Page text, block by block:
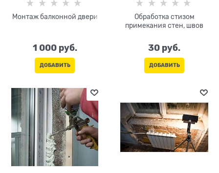
Монтаж балконной двери
1 000 руб.
ДОБАВИТЬ
Обработка стизом
примекания стен, швов
30 руб.
ДОБАВИТЬ